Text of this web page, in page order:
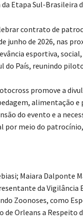
Etapa Sul-Brasileira
contrato de
junho de 2026, nas
esportiva,
do País, reunindo
promove a
alimentação
do evento e a
por meio do
Maiara
da
Zoonoses, como
Orleans a Respeito